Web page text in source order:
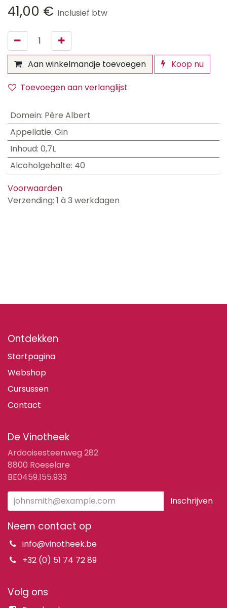
41,00 € Inclusief btw
Aan winkelmandje toevoegen
Koop nu
Toevoegen aan verlanglijst
Domein: Père Albert
Appellatie: Gin
Inhoud: 0,7L
Alcoholgehalte: 40
Voorwaarden
Verzending: 1 à 3 werkdagen
Ontdekken
Startpagina
Webshop
Cursussen
Contact
De Vinotheek
Ardooisesteenweg 282
8800 Roeselare
BE0459.155.933
Inschrijven
Neem contact op
info@vinotheek.be
+32 (0) 51 74 72 89
Volg ons